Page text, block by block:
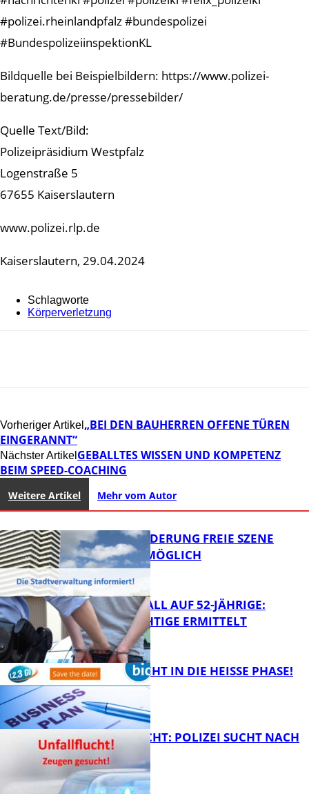
#polizei.rheinlandpfalz #bundespolizei
#BundespolizeiinspektionKL
Bildquelle bei Beispielbildern: https://www.polizei-
beratung.de/presse/pressebilder/
Quelle Text/Bild:
Polizeipräsidium Westpfalz
Logenstraße 5
67655 Kaiserslautern
www.polizei.rlp.de
Kaiserslautern, 29.04.2024
Schlagworte
Körperverletzung
Vorheriger Artikel „BEI DEN BAUHERREN OFFENE TÜREN
EINGERANNT“
Nächster Artikel GEBALLTES WISSEN UND KOMPETENZ
BEIM SPEED-COACHING
Weitere Artikel Mehr vom Autor
FB Kultur
PROJEKTFÖRDERUNG FREIE SZENE
WEITERHIN MÖGLICH
FB News
RAUBÜBERFALL AUF 52-JÄHRIGE:
TATVERDÄCHTIGE ERMITTELT
1,2,3 GO® GEHT IN DIE HEISSE PHASE!
UNFALLFLUCHT: POLIZEI SUCHT NACH
ZEUGEN